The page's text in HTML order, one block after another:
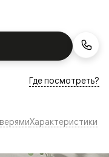
Где посмотреть?
Характеристики